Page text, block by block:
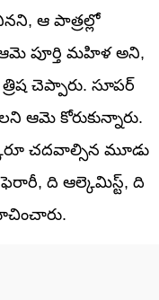
ఆ పాత్రల్లో
ఆమె పూర్తి మహిళ అని,
చెప్పారు. సూపర్
ఆమె కోరుకున్నారు.
చదవాల్సిన మూడు
ది ఆల్కెమిస్ట్, ది